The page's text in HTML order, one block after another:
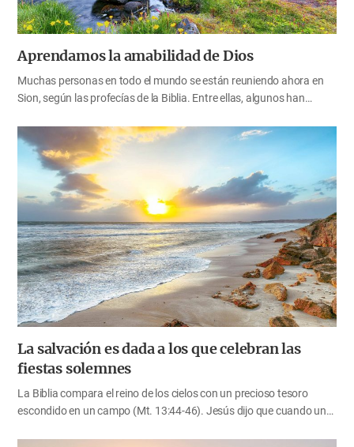
Aprendamos la amabilidad de Dios
Muchas personas en todo el mundo se están reuniendo ahora en
Sion, según las profecías de la Biblia. Entre ellas, algunos han
naturaleza celestial, y otros aún no se han limpiado de las
impurezas de sus pecados, y todavía siguen los caminos
pecaminosos de este mundo. Nosotros hemos sido llamados por
Dios primero, por eso debemos ser un buen ejemplo para los que
han venido a la verdad y que todavía tienen una personalidad ruda,
hablando siempre palabras de gracia y teniendo la naturaleza
divina. Ahora, mediante la palabra de Dios, aprendamos acerca de
las virtudes de la amabilidad, una de las más importantes
características del amor, que…
La salvación es dada a los que celebran las
fiestas solemnes
La Biblia compara el reino de los cielos con un precioso tesoro
escondido en un campo (Mt. 13:44-46). Jesús dijo que cuando un